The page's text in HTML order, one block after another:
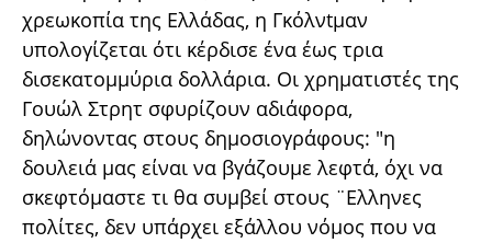
χρεωκοπία της Ελλάδας, η Γκόλνtμαν
υπολογίζεται ότι κέρδισε ένα έως τρια
δισεκατομμύρια δολλάρια. Οι χρηματιστές της
Γουώλ Στρητ σφυρίζουν αδιάφορα,
δηλώνοντας στους δημοσιογράφους: "η
δουλειά μας είναι να βγάζουμε λεφτά, όχι να
σκεφτόμαστε τι θα συμβεί στους ¨Ελληνες
πολίτες, δεν υπάρχει εξάλλου νόμος που να